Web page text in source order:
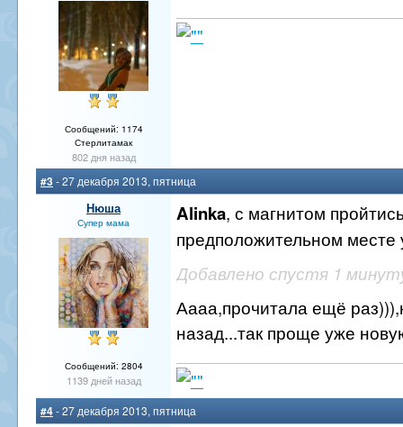
Сообщений: 1174
Стерлитамак
802 дня назад
#3- 27 декабря 2013, пятница
Нюша
Супер мама
Сообщений: 2804
1139 дней назад
Alinka, с магнитом
предположительном месте
Добавлено спустя 1
Аааа,прочитала ещё
назад...так проще уже
#4- 27 декабря 2013, пятница